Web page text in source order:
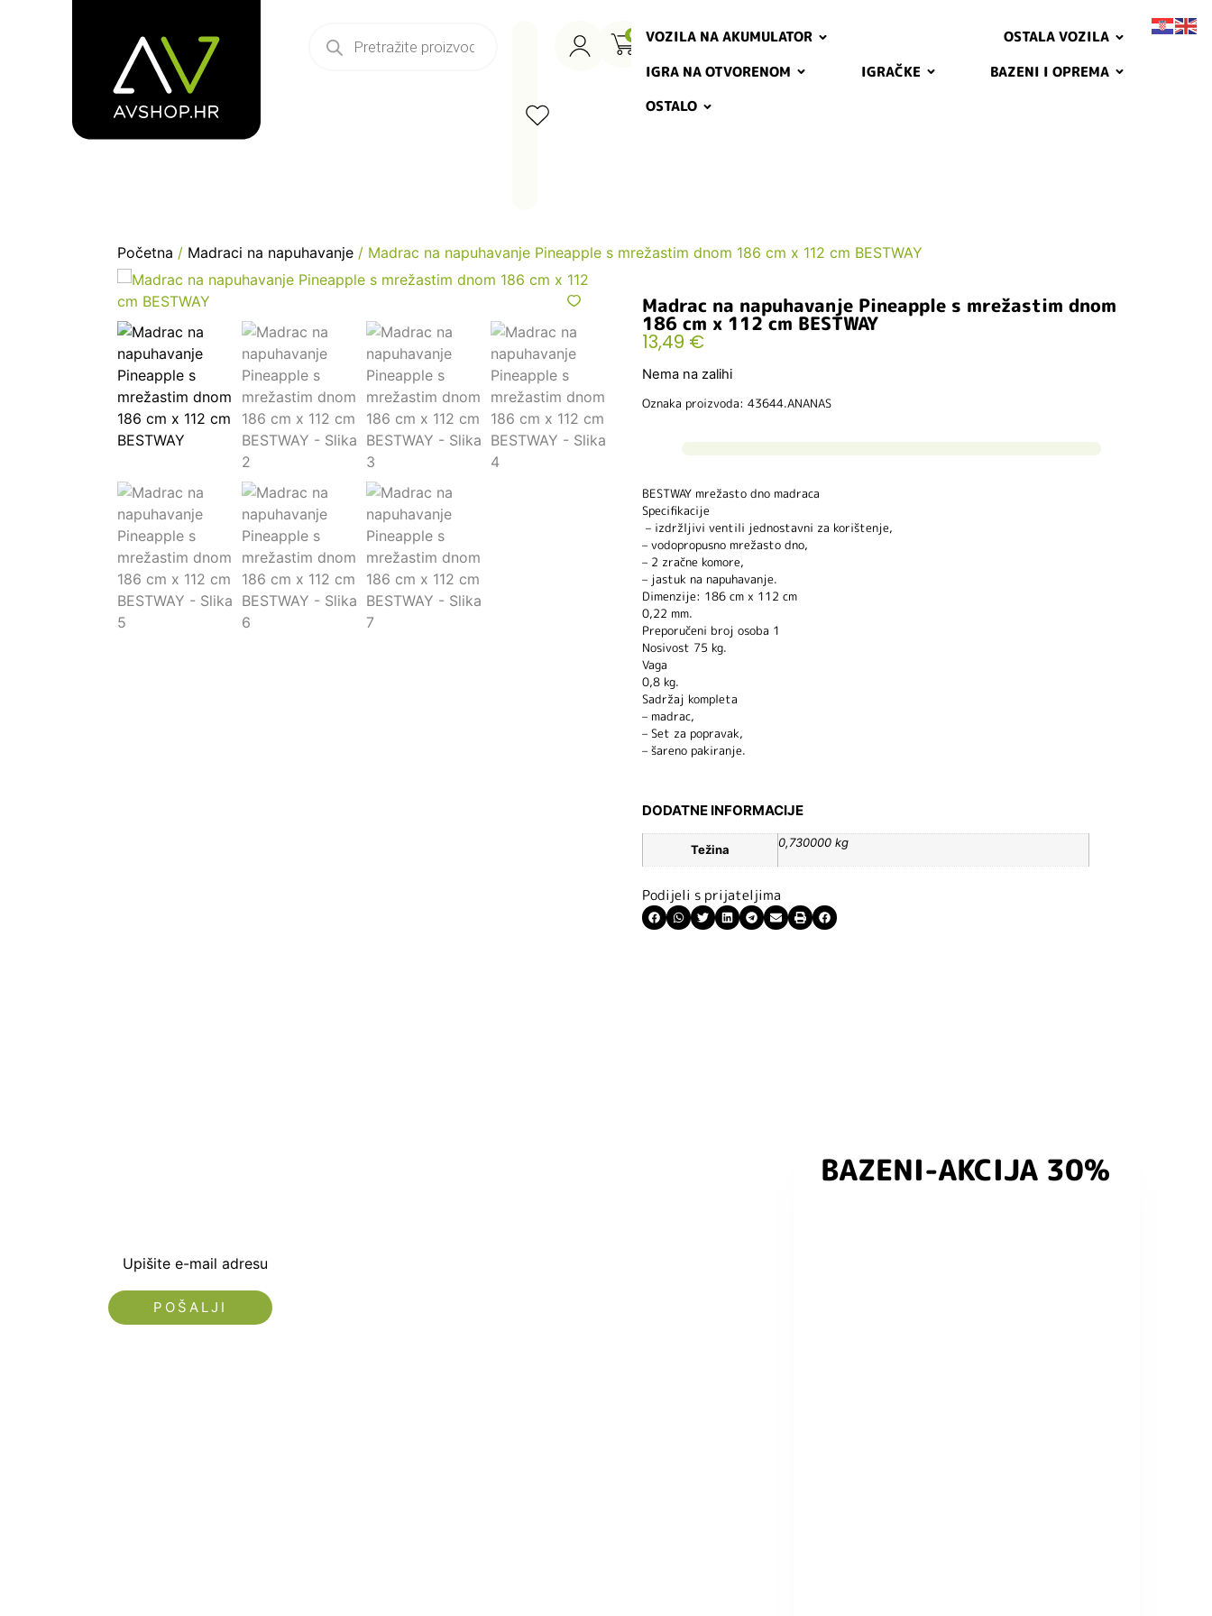
0 VOZILA NA AKUMULATOR
OSTALA VOZILA
IGRA NA OTVORENOM
IGRAČKE
BAZENI I OPREMA
OSTALO
Početna / Madraci na napuhavanje / Madrac na napuhavanje Pineapple s mrežastim dnom 186 cm x 112 cm BESTWAY
Madrac na napuhavanje Pineapple s mrežastim dnom
186 cm x 112 cm BESTWAY
13,49 €
Nema na zalihi
Oznaka proizvoda: 43644.ANANAS
BESTWAY mrežasto dno madraca
Specifikacije
– izdržljivi ventili jednostavni za korištenje,
– vodopropusno mrežasto dno,
– 2 zračne komore,
– jastuk na napuhavanje.
Dimenzije: 186 cm x 112 cm
0,22 mm.
Preporučeni broj osoba 1
Nosivost 75 kg.
Vaga
0,8 kg.
Sadržaj kompleta
– madrac,
– Set za popravak,
– šareno pakiranje.
DODATNE INFORMACIJE
Težina 0,730000 kg
Podijeli s prijateljima
Upišite e-mail adresu
BAZENI-AKCIJA 30%